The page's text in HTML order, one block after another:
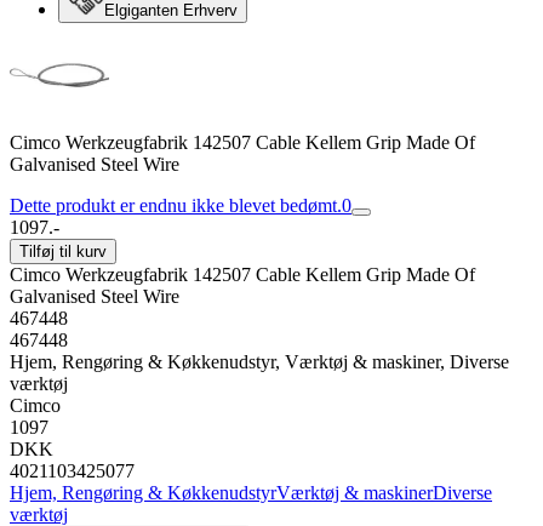
Elgiganten Erhverv
Cimco Werkzeugfabrik 142507 Cable Kellem Grip Made Of
Galvanised Steel Wire
Dette produkt er endnu ikke blevet bedømt.0
1097.-
Tilføj til kurv
Cimco Werkzeugfabrik 142507 Cable Kellem Grip Made Of
Galvanised Steel Wire
467448
467448
Hjem, Rengøring & Køkkenudstyr, Værktøj & maskiner, Diverse
værktøj
Cimco
1097
DKK
4021103425077
Hjem, Rengøring & KøkkenudstyrVærktøj & maskinerDiverse
værktøj